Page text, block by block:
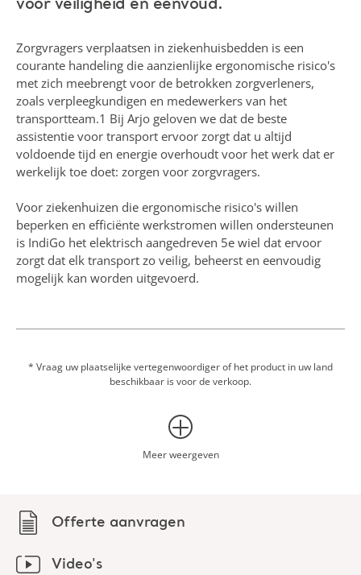
Offerte aanvragen
Video's
voor veiligheid en eenvoud.
Zorgvragers verplaatsen in ziekenhuisbedden is een
courante handeling die aanzienlijke ergonomische risico's
met zich meebrengt voor de betrokken zorgverleners,
zoals verpleegkundigen en medewerkers van het
transportteam.1 Bij Arjo geloven we dat de beste
assistentie voor transport ervoor zorgt dat u altijd
voldoende tijd en energie overhoudt voor het werk dat er
werkelijk toe doet: zorgen voor zorgvragers.
Voor ziekenhuizen die ergonomische risico's willen
beperken en efficiënte werkstromen willen ondersteunen
is IndiGo het elektrisch aangedreven 5e wiel dat ervoor
zorgt dat elk transport zo veilig, beheerst en eenvoudig
mogelijk kan worden uitgevoerd.
zorgvragers
Gemakkelijke en naadloze workflowintegratie
IndiGo kan in de fabriek worden gemonteerd op de nieuwe
beperkt aantal frames worden gemonteerd, waaronder de
Enterprise 5000X, Enterprise 8000X, Enterprise 9000X en
het Citadel geïntegreerde bedsysteem.
1. Paul, G. & Quintero-Duran, M. Ergonomic assessment of
hospital bed moving using DHM Siemens JACK.
9-14 augustus 2015.
* Vraag uw plaatselijke vertegenwoordiger of het product in uw land
beschikbaar is voor de verkoop.
Meer weergeven